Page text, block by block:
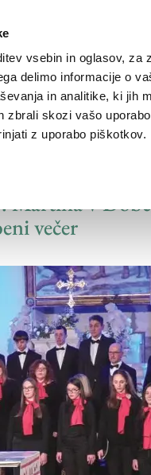
vsebin in oglasov, za
delimo informacije o
in analitike, ki jih
zbrali skozi vašo
z uporabo piškotkov.
TRŽAŠKA GORIŠKA
novo leto
Martina v
večer